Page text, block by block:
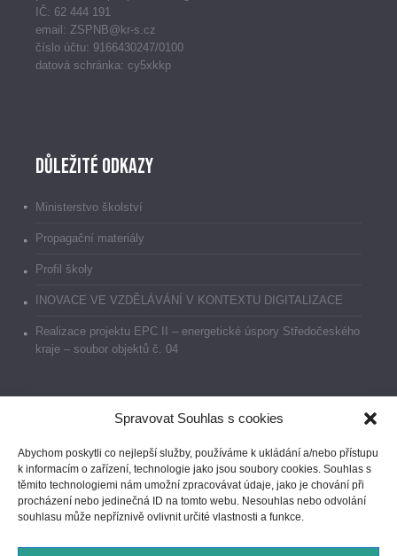
Spravovat Souhlas s cookies
Abychom poskytli co nejlepší služby, používáme k ukládání a/nebo přístupu
k informacím o zařízení, technologie jako jsou soubory cookies. Souhlas s
těmito technologiemi nám umožní zpracovávat údaje, jako je chování při
procházení nebo jedinečná ID na tomto webu. Nesouhlas nebo odvolání
souhlasu může nepříznivě ovlivnit určité vlastnosti a funkce.
IČ: 62 444 191
email: ZSPNB@kr-s.cz
číslo účtu: 9166430247/0100
datová schránka: cy5xkkp
Důležité odkazy
Ministerstvo školství
Propagační materiály
Profil školy
INOVACE VE VZDĚLÁVÁNÍ V KONTEXTU DIGITALIZACE
Realizace projektu EPC II – energetické úspory Středočeského
kraje – soubor objektů č. 04
Prohlášení o přístupnosti
GDPR